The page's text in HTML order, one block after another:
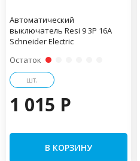
Автоматический
выключатель Resi 9 3P 16А
Schneider Electric
Остаток
шт.
1 015 P
В КОРЗИНУ